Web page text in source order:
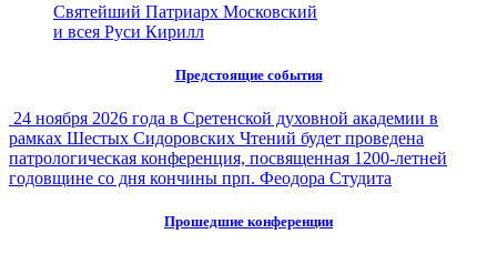
Святейший Патриарх Московский
и всея Руси Кирилл
Предстоящие события
24 ноября 2026 года в Сретенской духовной академии в
рамках Шестых Сидоровских Чтений будет проведена
патрологическая конференция, посвященная 1200-летней
годовщине со дня кончины прп. Феодора Студита
Прошедшие конференции